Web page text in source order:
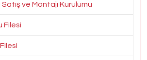
ve Montajı Kurulumu
Filesi